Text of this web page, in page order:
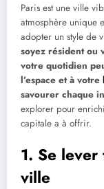
Paris est une ville
atmosphère unique
adopter un style de
soyez résident ou
votre quotidien
l’espace et à votre
savourer chaque
explorer pour
capitale a à offrir.
1. Se
ville